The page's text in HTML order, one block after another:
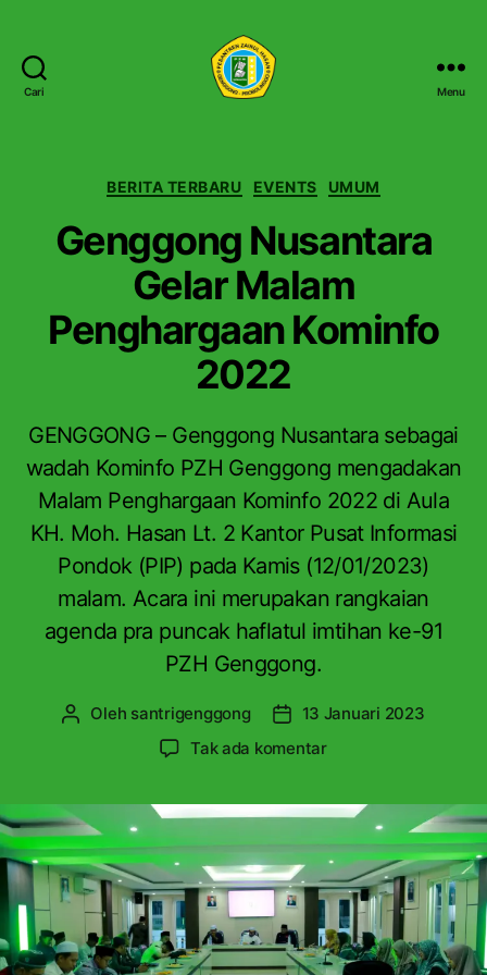
Cari
e
n
Z
a
i
l
H
a
a
n
Menu
K
e
g
o
r
i
BERITA TERBARU EVENTS UMUM
Genggong Nusantara
Gelar Malam
Penghargaan Kominfo
2022
GENGGONG – Genggong Nusantara sebagai
wadah Kominfo PZH Genggong mengadakan
Malam Penghargaan Kominfo 2022 di Aula
KH. Moh. Hasan Lt. 2 Kantor Pusat Informasi
Pondok (PIP) pada Kamis (12/01/2023)
malam. Acara ini merupakan rangkaian
agenda pra puncak haflatul imtihan ke-91
PZH Genggong.
P
l
i
s
a
r
i
Oleh santrigenggong
T
g
a
r
t
i
13 Januari 2023
Tak ada komentarp
a
G
e
n
g
o